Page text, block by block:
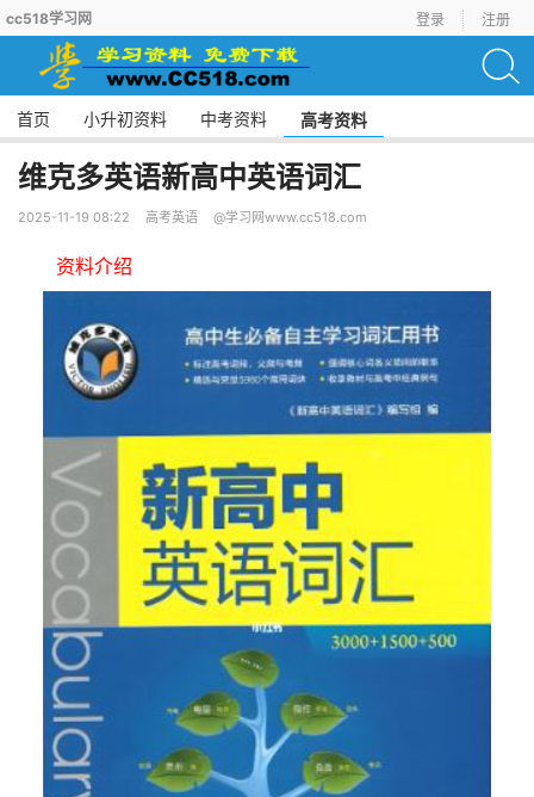
cc518学习网 登录 注册
首页 小升初资料 中考资料 高考资料
维克多英语新高中英语词汇
2025-11-19 08:22 高考英语 @学习网www.cc518.com
资料介绍